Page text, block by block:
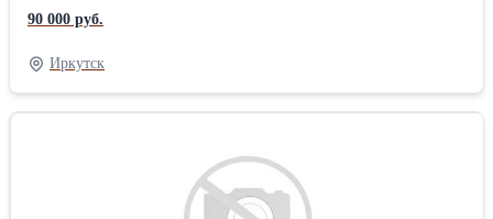
электростанцию > Для проживания рабочих > Для прорабов >
Для офисных сотрудников и ИТР > Бытовки под раздевалку >
Блок-контейнеры для принятия пищи и другие. > Договор,
гарантия 12 мес. ___________________________________ В
Комплектацию входит: > Внутренняя отделка стен - вагонка или
розеток и освещения, вводная розетка. > Фото соответствуют
(изготовим разные комплектации и виды под ваш запрос)
__________________________________ Данный размер и цена:
90 000 руб.
Иркутск